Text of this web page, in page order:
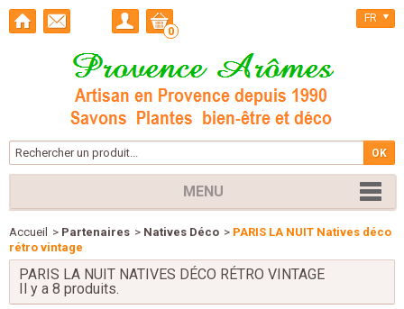
0
FR
MENU
Accueil > Partenaires > Natives Déco > PARIS LA NUIT Natives déco
rétro vintage
PARIS LA NUIT NATIVES DÉCO RÉTRO VINTAGE
Il y a 8 produits.